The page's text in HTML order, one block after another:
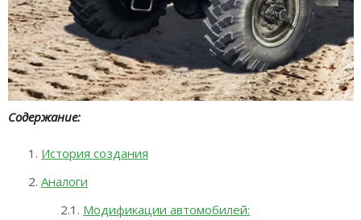
Содержание:
История создания
Аналоги
Модификации автомобилей: